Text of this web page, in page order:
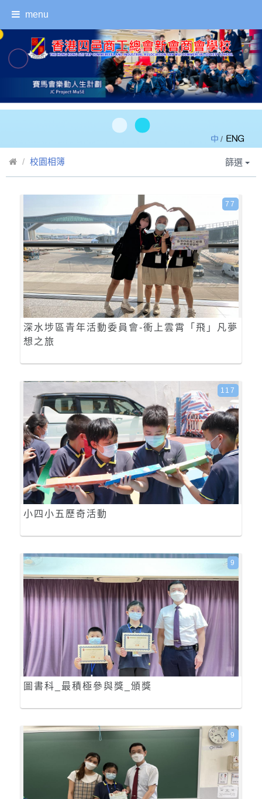
menu
/
校園相簿 篩選
深水埗區青年活動委員會-衝上雲霄「飛」凡夢
想之旅
77
小四小五歷奇活動
117
圖書科_最積極參與獎_頒獎
9
9